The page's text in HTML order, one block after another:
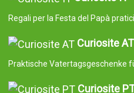
Regali per la Festa del Papà
Curiosite AT
Praktische Vatertagsgeschenke
Curiosite